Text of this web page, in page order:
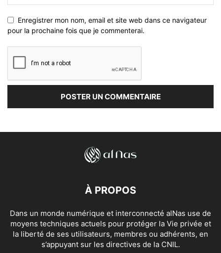
Enregistrer mon nom, email et site web dans ce navigateur
pour la prochaine fois que je commenterai.
À PROPOS
Dans un monde numérique et interconnecté alNas use de
moyens techniques actuels pour protéger la Vie privée et
la liberté de ses utilisateurs, membres ou adhérents, en
s’appuyant sur les directives de la CNIL.